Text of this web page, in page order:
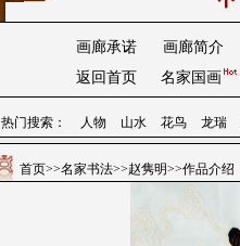
画廊承诺 画廊简介
返回首页
名家国画
热门搜索： 人物 山水 花鸟 龙瑞
首页>>名家书法>>赵隽明>>作品介绍